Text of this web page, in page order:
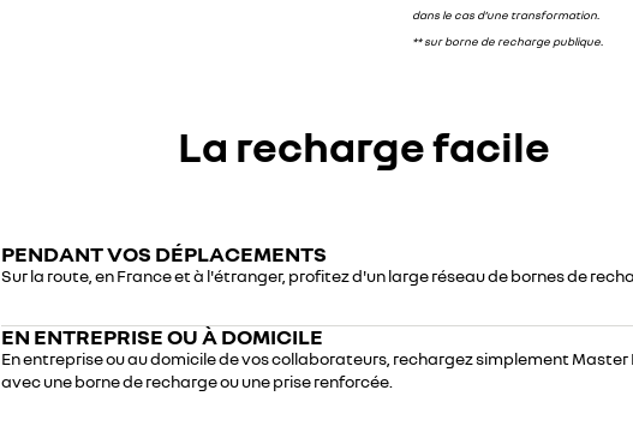
dans le cas d’une transformation.
** sur borne de recharge publique.
La recharge facile
PENDANT VOS DÉPLACEMENTS
Sur la route, en France et à l'étranger, profitez d'un large réseau de bornes de
EN ENTREPRISE OU À DOMICILE
En entreprise ou au domicile de vos collaborateurs, rechargez simplement Master
avec une borne de recharge ou une prise renforcée.